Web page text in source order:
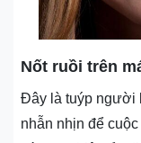
Nốt ruồi trên
Đây là tuýp người
nhẫn nhịn để